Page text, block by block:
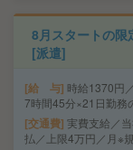
8月スタートの限
[派遣]
給 与 時給1370円
7時間45分×21日勤務
交通費 実費支給／
払／上限4万円／月※